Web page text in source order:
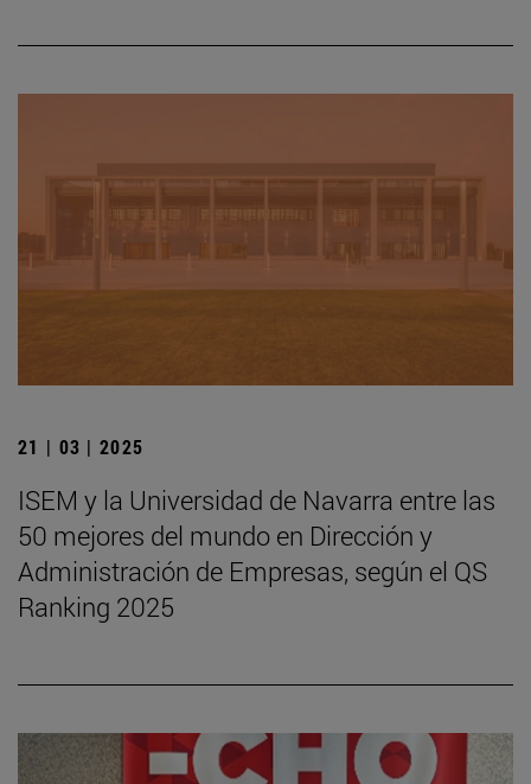
21 | 03 | 2025
ISEM y la Universidad de Navarra entre las
50 mejores del mundo en Dirección y
Administración de Empresas, según el QS
Ranking 2025